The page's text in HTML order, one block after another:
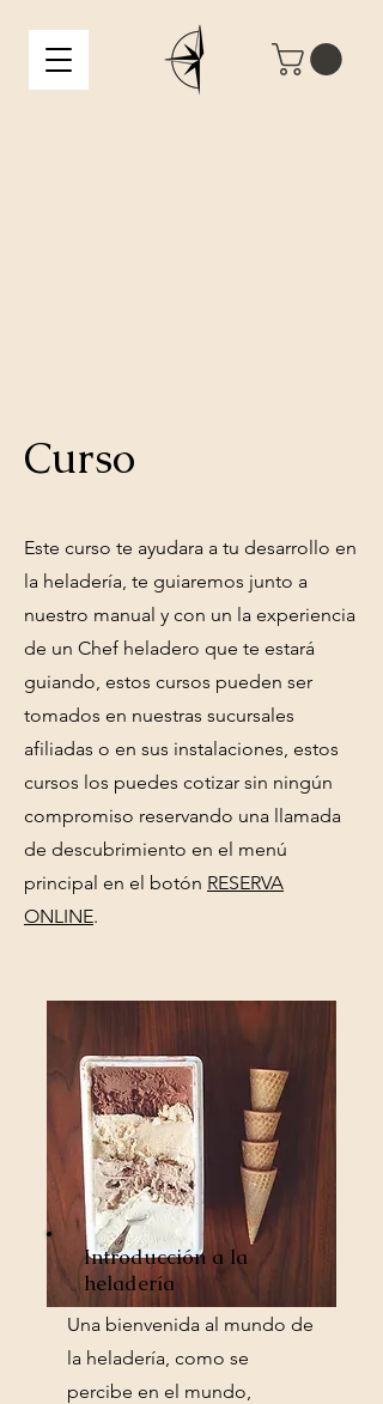
Curso
Este curso te ayudara a tu desarrollo en
la heladería, te guiaremos junto a
nuestro manual y con un la experiencia
de un Chef heladero que te estará
guiando, estos cursos pueden ser
tomados en nuestras sucursales
afiliadas o en sus instalaciones, estos
cursos los puedes cotizar sin ningún
compromiso reservando una llamada
de descubrimiento en el menú
principal en el botón RESERVA
ONLINE.
Introducción a la
heladería
Una bienvenida al mundo de
la heladería, como se
percibe en el mundo,